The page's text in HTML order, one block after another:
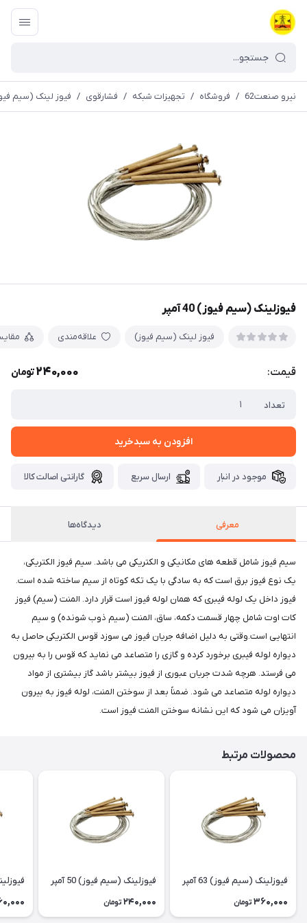
نیرو صنعت62 / فروشگاه / تجهیزات شبکه / فشارقوی / فیوز لینک (سیم
فیوزلینک (سیم فیوز) 40 آمپر
فیوز لینک (سیم فیوز) علاقه‌مندی
قیمت: 240,000تومان
تعداد
افزودن به سبدخرید
موجود در انبار ارسال سریع گارانتی اصالت کالا
معرفی دیدگاه‌ها
سیم فیوز شامل قطعه های مکانیکی و الکتریکی می باشد. سیم فیوز الکتریکی،
یک نوع فیوز برق است که به سادگی با یک تکه کوتاه از سیم ساخته شده است.
فیوز داخل یک لوله فیبری که همان لوله فیوز است قرار دارد. المنت (سیم) فیوز
کات اوت شامل چهار قسمت دکمه، ساق، المنت (سیم ذوب شونده) و سیم
انتهایی است.وقتی به دلیل اضافه جریان فیوز می سوزد قوس الکتریکی حاصل به
دیواره لوله فیبری برخورد کرده و گازی را متصاعد می نماید که قوس را به بیرون
می فرستد. هرچه شدت جریان عبوری از فیوز بیشتر باشد گاز بیشتری از مواد
دیواره لوله متصاعد می شود. ضمناً بعد از سوختن المنت، لوله فیوز به بیرون
آویزان می شود که این نشانه سوختن المنت فیوز است.
محصولات مرتبط
فیوزلینک (سیم فیوز) 63 آمپر
360,000 تومان
فیوزلینک (سیم فیوز) 50 آمپر
240,000 تومان